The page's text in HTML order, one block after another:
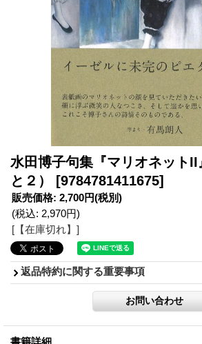
水田博子句集『マリオネットII
と２）
[9784781411675]
販売価格: 2,700円(税別)
(税込: 2,970円)
[【在庫切れ】]
返品特約に関する重要事項
書籍詳細